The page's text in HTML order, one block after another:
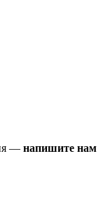
— напишите нам